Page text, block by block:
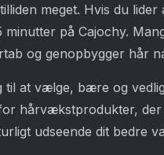
meget. Hvis du lider
på Cajochy.
og genopbygger hår
til at vælge, bære og
hårvækstprodukter,
udseende dit bedre